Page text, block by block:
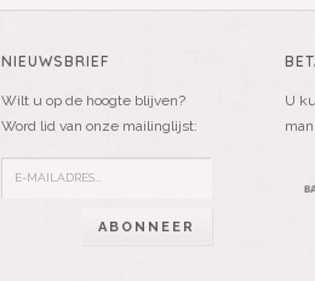
NIEUWSBRIEF
Wilt u op de hoogte blijven?
Word lid van onze mailinglijst:
ABONNEER
U